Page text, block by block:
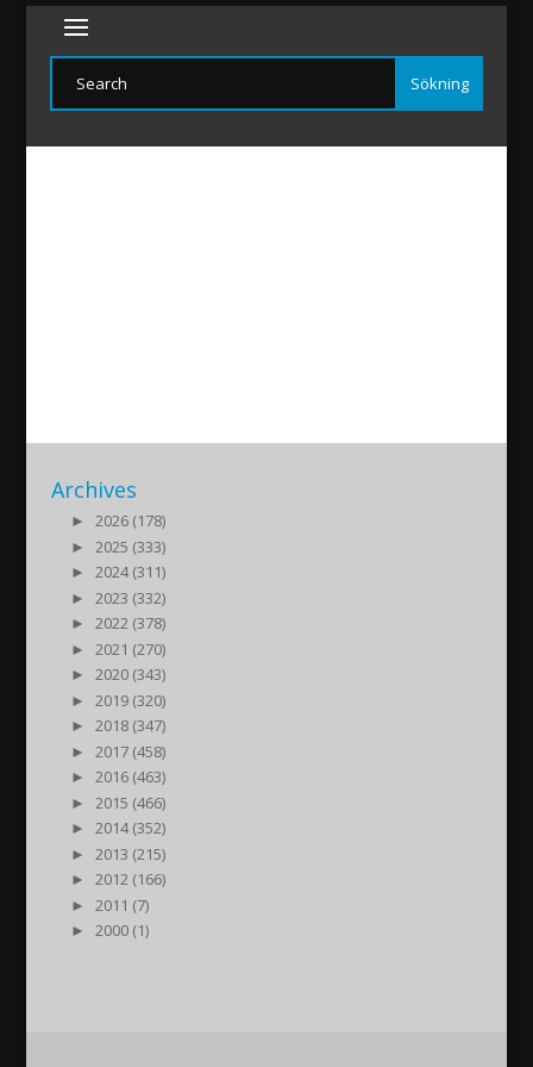
Archives
►
2026 (178)
►
2025 (333)
►
2024 (311)
►
2023 (332)
►
2022 (378)
►
2021 (270)
►
2020 (343)
►
2019 (320)
►
2018 (347)
►
2017 (458)
►
2016 (463)
►
2015 (466)
►
2014 (352)
►
2013 (215)
►
2012 (166)
►
2011 (7)
►
2000 (1)